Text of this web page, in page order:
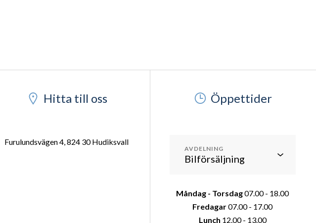
Hitta till oss
Furulundsvägen 4, 824 30 Hudiksvall
Öppettider
AVDELNING
Måndag - Torsdag07.00 - 18.00
Fredagar07.00 - 17.00
Lunch 12.00 - 13.00